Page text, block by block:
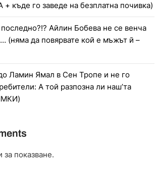
къде го заведе на безплатна почивка)
Айлин Бобева не се венча
(няма да повярвате кой е мъжът й –
Ламин Ямал в Сен Тропе и не го
А той разпозна ли наш’та
показване.